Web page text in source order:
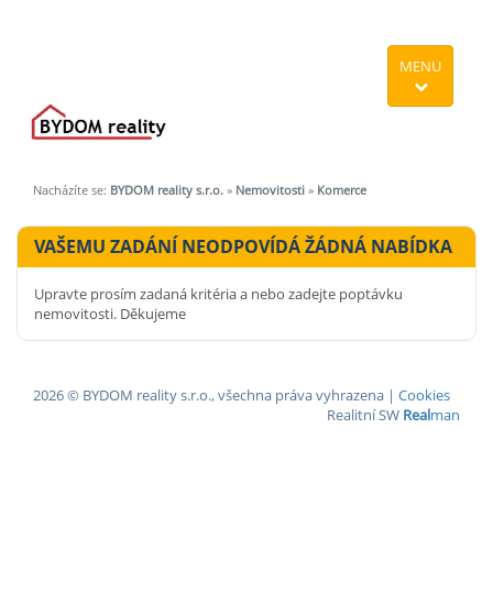
MENU
Nacházíte se: BYDOM reality s.r.o. » Nemovitosti » Komerce
VAŠEMU ZADÁNÍ NEODPOVÍDÁ ŽÁDNÁ NABÍDKA
Upravte prosím zadaná kritéria a nebo zadejte poptávku
nemovitosti. Děkujeme
2026 © BYDOM reality s.r.o., všechna práva vyhrazena | Cookies
Realitní SW Realman